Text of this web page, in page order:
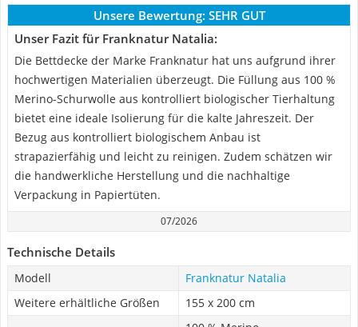
Unsere Bewertung: SEHR GUT
Unser Fazit für Franknatur Natalia:
Die Bettdecke der Marke Franknatur hat uns aufgrund ihrer
hochwertigen Materialien überzeugt. Die Füllung aus 100 %
Merino-Schurwolle aus kontrolliert biologischer Tierhaltung
bietet eine ideale Isolierung für die kalte Jahreszeit. Der
Bezug aus kontrolliert biologischem Anbau ist
strapazierfähig und leicht zu reinigen. Zudem schätzen wir
die handwerkliche Herstellung und die nachhaltige
Verpackung in Papiertüten.
07/2026
Technische Details
Modell
Franknatur Natalia
Weitere erhältliche Größen
155 x 200 cm